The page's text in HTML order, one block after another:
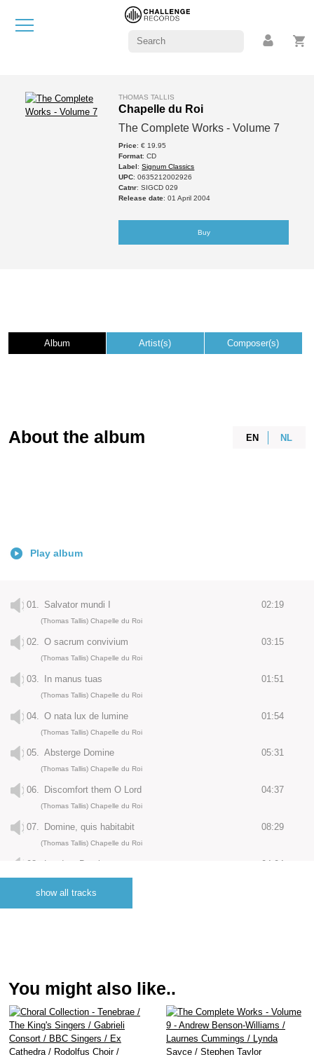
THOMAS TALLIS
Chapelle du Roi
The Complete Works - Volume 7
Price: € 19.95
Format: CD
Label:Signum Classics
UPC: 0635212002926
Catnr: SIGCD 029
Release date: 01 April 2004
Buy
Album Artist(s) Composer(s)
EN NL
About the album
Play album
01. Salvator mundi I 02:19
(Thomas Tallis) Chapelle du Roi
02. O sacrum convivium 03:15
(Thomas Tallis) Chapelle du Roi
03. In manus tuas 01:51
(Thomas Tallis) Chapelle du Roi
04. O nata lux de lumine 01:54
(Thomas Tallis) Chapelle du Roi
05. Absterge Domine 05:31
(Thomas Tallis) Chapelle du Roi
06. Discomfort them O Lord 04:37
(Thomas Tallis) Chapelle du Roi
07. Domine, quis habitabit 08:29
(Thomas Tallis) Chapelle du Roi
08. Laudate Dominum 04:04
(Thomas Tallis) Chapelle du Roi
(Thomas Tallis) Chapelle du Roi
12. O salutaris hostia 02:08
(Thomas Tallis) Chapelle du Roi
13. In ieiunio et fletu (Low) 03:59
show all tracks
You might also like..